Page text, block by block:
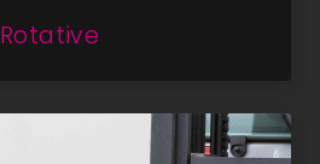
Rotative